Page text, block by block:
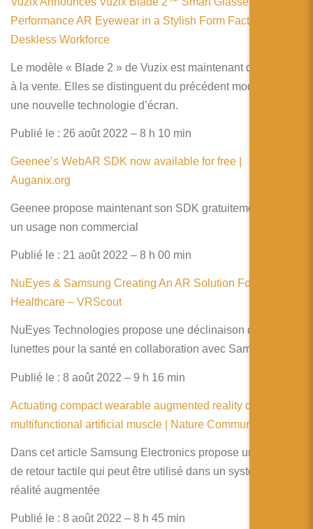
Performance AR Eyewear in a Stylish Form Factor for the
Deskless Workforce
Le modèle « Blade 2 » de Vuzix est maintenant disponible
à la vente. Elles se distinguent du précédent modèle par
une nouvelle technologie d’écran.
Publié le : 26 août 2022 – 8 h 10 min
Geenee’s WebAR SDK now available for free |
Auganix.org
Geenee propose maintenant son SDK gratuitement pour
un usage non commercial
Publié le : 21 août 2022 – 8 h 00 min
NuEyes & Samsung Creating An AR Solution For
Healthcare – VRScout
NuEyes Technologies propose une déclinaison de ses
lunettes pour la santé en collaboration avec Samsung
Publié le : 8 août 2022 – 9 h 16 min
Actuating compact wearable augmented reality devices by
multifunctional artificial muscle | Nature Communications
Dans cet article Samsung Electronics propose un système
de retour tactile qui peut être utilisé dans un système de
réalité augmentée
Publié le : 8 août 2022 – 8 h 45 min